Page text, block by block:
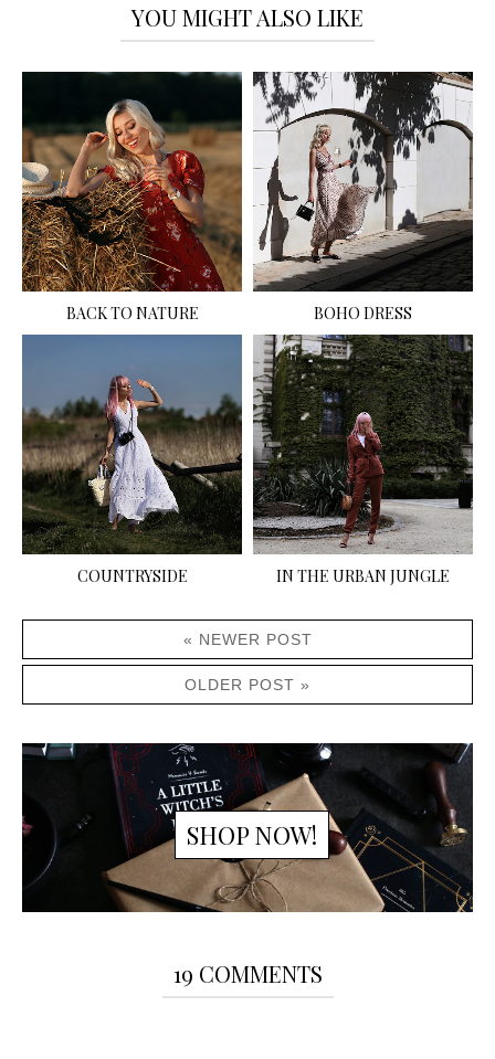
YOU MIGHT ALSO LIKE
BACK TO NATURE BOHO DRESS
COUNTRYSIDE IN THE URBAN JUNGLE
« NEWER POST
OLDER POST »
SHOP NOW!
19 COMMENTS